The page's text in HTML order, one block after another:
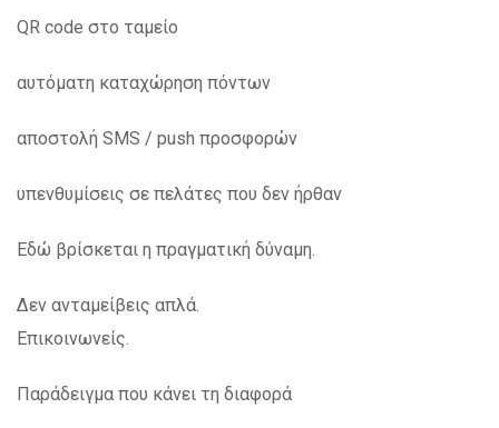
QR code στο ταμείο
αυτόματη καταχώρηση πόντων
αποστολή SMS / push προσφορών
υπενθυμίσεις σε πελάτες που δεν ήρθαν
Εδώ βρίσκεται η πραγματική δύναμη.
Δεν ανταμείβεις απλά.
Επικοινωνείς.
Παράδειγμα που κάνει τη διαφορά